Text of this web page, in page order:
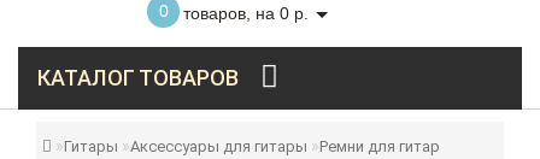
0 товаров, на 0 р.
КАТАЛОГ ТОВАРОВ
Гитары Аксессуары для гитары
Ремни для гитар